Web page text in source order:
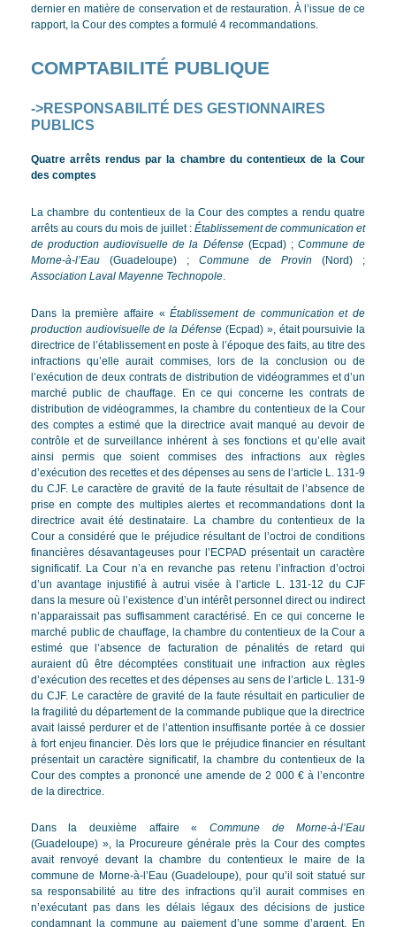
dernier en matière de conservation et de restauration. À l’issue de ce
rapport, la Cour des comptes a formulé 4 recommandations.
COMPTABILITÉ PUBLIQUE
->RESPONSABILITÉ DES GESTIONNAIRES
PUBLICS
Quatre arrêts rendus par la chambre du contentieux de la Cour
des comptes
La chambre du contentieux de la Cour des comptes a rendu quatre
arrêts au cours du mois de juillet :Établissement de communication et
de production audiovisuelle de la Défense(Ecpad) ;Commune de
Morne-à-l’Eau(Guadeloupe) ; Commune de Provin (Nord) ;
Association Laval Mayenne Technopole.
Dans la première affaire «Établissement de communication et de
production audiovisuelle de la Défense (Ecpad) », était poursuivie la
directrice de l’établissement en poste à l’époque des faits, au titre des
infractions qu’elle aurait commises, lors de la conclusion ou de
l’exécution de deux contrats de distribution de vidéogrammes et d’un
marché public de chauffage. En ce qui concerne les contrats de
distribution de vidéogrammes, la chambre du contentieux de la Cour
des comptes a estimé que la directrice avait manqué au devoir de
contrôle et de surveillance inhérent à ses fonctions et qu’elle avait
ainsi permis que soient commises des infractions aux règles
d’exécution des recettes et des dépenses au sens de l’article L. 131-9
du CJF. Le caractère de gravité de la faute résultait de l’absence de
prise en compte des multiples alertes et recommandations dont la
directrice avait été destinataire. La chambre du contentieux de la
Cour a considéré que le préjudice résultant de l’octroi de conditions
financières désavantageuses pour l’ECPAD présentait un caractère
significatif. La Cour n’a en revanche pas retenu l’infraction d’octroi
d’un avantage injustifié à autrui visée à l’article L. 131-12 du CJF
dans la mesure où l’existence d’un intérêt personnel direct ou indirect
n’apparaissait pas suffisamment caractérisé. En ce qui concerne le
marché public de chauffage, la chambre du contentieux de la Cour a
estimé que l’absence de facturation de pénalités de retard qui
auraient dû être décomptées constituait une infraction aux règles
d’exécution des recettes et des dépenses au sens de l’article L. 131-9
du CJF. Le caractère de gravité de la faute résultait en particulier de
la fragilité du département de la commande publique que la directrice
avait laissé perdurer et de l’attention insuffisante portée à ce dossier
à fort enjeu financier. Dès lors que le préjudice financier en résultant
présentait un caractère significatif, la chambre du contentieux de la
Cour des comptes a prononcé une amende de 2 000 € à l’encontre
de la directrice.
Dans la deuxième affaire « Commune de Morne-à-l’Eau
(Guadeloupe) », la Procureure générale près la Cour des comptes
avait renvoyé devant la chambre du contentieux le maire de la
commune de Morne-à-l’Eau (Guadeloupe), pour qu’il soit statué sur
sa responsabilité au titre des infractions qu’il aurait commises en
n’exécutant pas dans les délais légaux des décisions de justice
condamnant la commune au paiement d’une somme d’argent. En